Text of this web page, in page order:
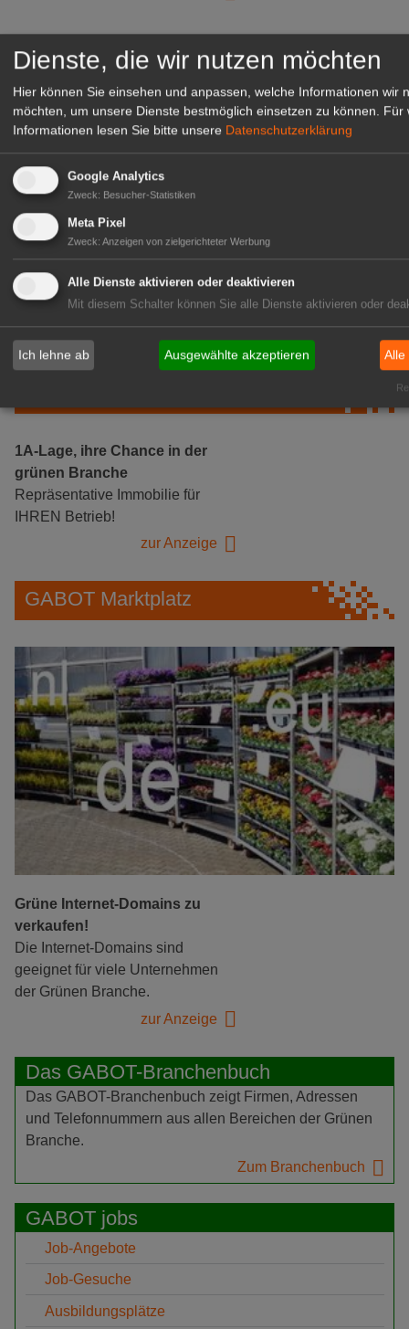
Gärtnerei Hanns
Logistikhalle
Herongen
zur Stellenanzeige
1A-Lage, ihre Chance in der
grünen Branche
Repräsentative Immobilie für
IHREN Betrieb!
zur Anzeige
GABOT Marktplatz
Grüne Internet-Domains zu
verkaufen!
Die Internet-Domains sind
geeignet für viele Unternehmen
der Grünen Branche.
zur Anzeige
Das GABOT-Branchenbuch
Das GABOT-Branchenbuch zeigt Firmen, Adressen
und Telefonnummern aus allen Bereichen der Grünen
Branche.
Zum Branchenbuch
GABOT jobs
Job-Angebote
Job-Gesuche
Ausbildungsplätze
Dienste, die wir nutzen möchten
Hier können Sie einsehen und anpassen, welche Informationen wir
möchten, um unsere Dienste bestmöglich einsetzen zu können.
Für
Informationen lesen Sie bitte unsere Datenschutzerklärung
Google Analytics
Zweck: Besucher-Statistiken
Meta Pixel
Zweck: Anzeigen von zielgerichteter Werbung
Alle Dienste aktivieren oder deaktivieren
Mit diesem Schalter können Sie alle Dienste aktivieren oder
Ich lehne ab Ausgewählte akzeptieren Alle